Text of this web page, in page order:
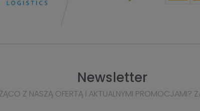
Newsletter
Z NASZĄ OFERTĄ I AKTUALNYMI PROMOCJAMI?